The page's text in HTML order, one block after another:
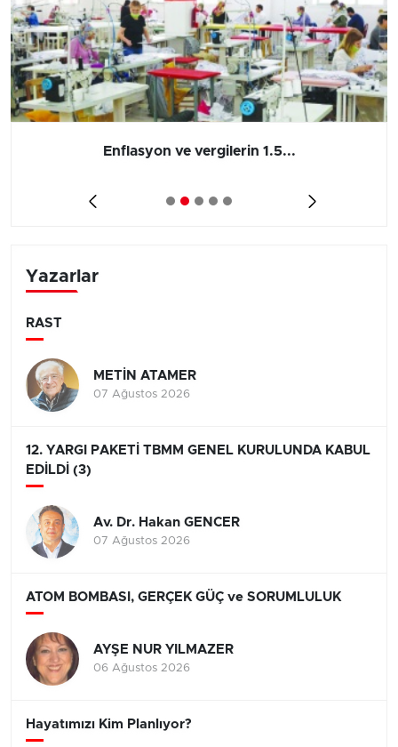
Enflasyon ve vergilerin 1.5...
Yazarlar
RAST
METİN ATAMER
07 Ağustos 2026
12. YARGI PAKETİ TBMM GENEL KURULUNDA KABUL
EDİLDİ (3)
Av. Dr. Hakan GENCER
07 Ağustos 2026
ATOM BOMBASI, GERÇEK GÜÇ ve SORUMLULUK
AYŞE NUR YILMAZER
06 Ağustos 2026
Hayatımızı Kim Planlıyor?